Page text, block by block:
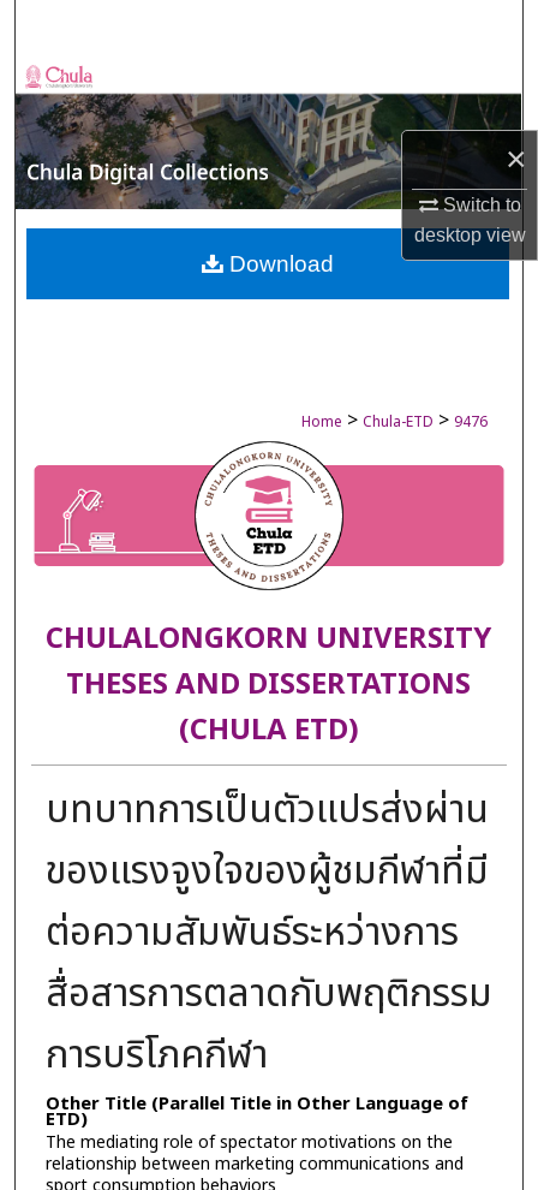
×
Switch to
desktopview
Browse Collections
My Account
About
Digital Commons Network™
Home > Chula-ETD > 9476
CHULALONGKORN UNIVERSITY
THESES AND DISSERTATIONS
(CHULA ETD)
บทบาทการเป็นตัวแปรส่งผ่าน
ของแรงจูงใจของผู้ชมกีฬาที่มี
ต่อความสัมพันธ์ระหว่างการ
สื่อสารการตลาดกับพฤติกรรม
การบริโภคกีฬา
Other Title (Parallel Title in Other Language of
ETD)
The mediating role of spectator motivations on the
relationship between marketing communications and
Download